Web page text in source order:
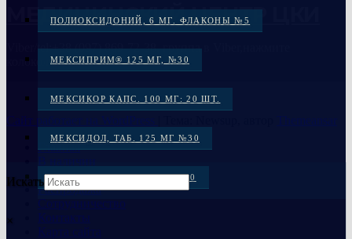
ПОЛИОКСИДОНИЙ, 6 МГ. ФЛАКОНЫ №5
МЕКСИПРИМ® 125 МГ, №30
МЕКСИКОР КАПС. 100 МГ: 20 ШТ.
МЕКСИДОЛ, ТАБ. 125 МГ №30
МЕКСИДОЛ ТАБ. 125 МГ №50
ЦИКЛОФЕРОН, ТАБ. №50
Искать
×
МЕДИЦИНСКИЙ ЦЕНТР ЦКИ
Viber/tel:+38 (097) 869-72-38, группа в Viber,нажмите
колокольчик справа
Сайт работает на WordPress
Главная
Под заказ
Распродажа
Сотрудничество
Контакты
Карта сайта